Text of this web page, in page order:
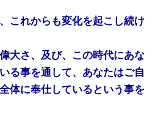
これからも変化を起こし続け
大さ、及び、この時代にあな
る事を通して、あなたはご自
体に奉仕しているという事を